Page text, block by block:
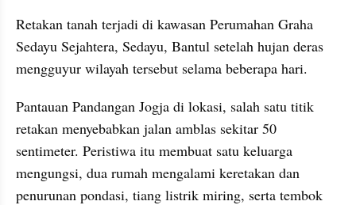
Retakan tanah terjadi di kawasan Perumahan Graha
Sedayu Sejahtera, Sedayu, Bantul setelah hujan deras
mengguyur wilayah tersebut selama beberapa hari.
Pantauan Pandangan Jogja di lokasi, salah satu titik
retakan menyebabkan jalan amblas sekitar 50
sentimeter. Peristiwa itu membuat satu keluarga
mengungsi, dua rumah mengalami keretakan dan
penurunan pondasi, tiang listrik miring, serta tembok